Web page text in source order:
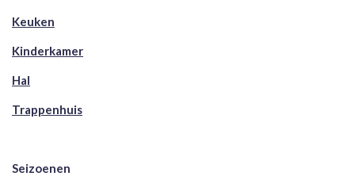
Keuken
Kinderkamer
Hal
Trappenhuis
Seizoenen